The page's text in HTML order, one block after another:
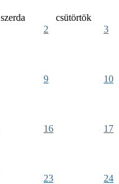
szerda
csütörtök
2 3
9 10
16 17
23 24